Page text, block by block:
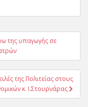
της υπαγωγής σε
της Πολιτείας στους
κ. Ι.Στουρνάρας